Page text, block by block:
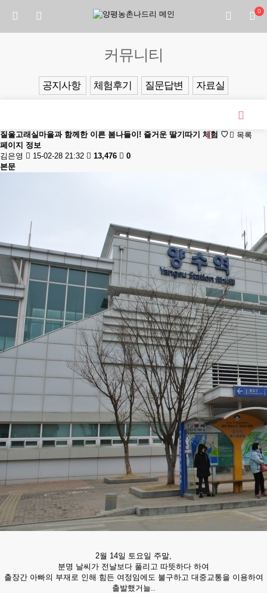
0
커뮤니티
공지사항 체험후기 질문답변 자료실
목록
질울고래실마을과 함께한 이른 봄나들이! 즐거운 딸기따기 체험 ♡
페이지 정보
김은영
15-02-28 21:32 13,476
0
본문
2월 14일 토요일 주말,
분명 날씨가 전날보다 풀리고 따뜻하다 하여
출장간 아빠의 부재로 인해 힘든 여정임에도 불구하고 대중교통을 이용하여
출발했거늘..